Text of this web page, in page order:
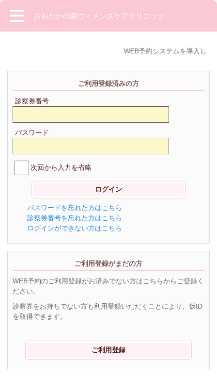
おおたかの森ウィメンズケアクリニック
WEB予約システムを導入しま
ご利用登録済みの方
診察券番号
パスワード
次回から入力を省略
パスワードを忘れた方はこちら
診察券番号を忘れた方はこちら
ログインができない方はこちら
ご利用登録がまだの方
WEB予約のご利用登録がお済みでない方はこちらからご登録く
ださい。
診察券をお持ちでない方も利用登録いただくことにより、仮ID
を取得できます。
ご利用登録